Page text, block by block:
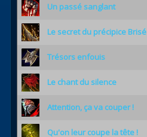
Un passé sanglant
Le secret du précipice Brisé
Trésors enfouis
Le chant du silence
Attention, ça va couper !
Qu'on leur coupe la tête !